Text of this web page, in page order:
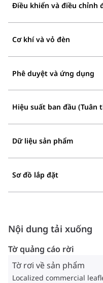
Điều khiển và điều chỉnh
Cơ khí và vỏ đèn
Phê duyệt và ứng dụng
Hiệu suất ban đầu (Tuân
Dữ liệu sản phẩm
Sơ đồ lắp đặt
Nội dung tải xuống
Tờ quảng cáo rời
Tờ rơi về sản phẩm
Localized commercial